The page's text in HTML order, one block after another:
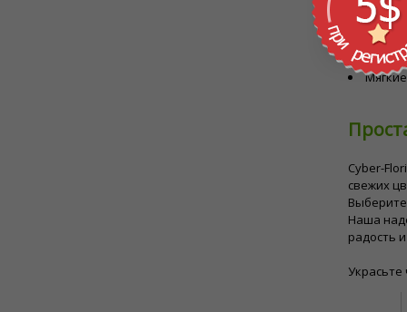
Помимо
Cyber-
свежих
Наша
радость